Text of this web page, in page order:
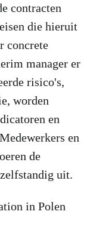
contracten
die hieruit
concrete
manager er
risico's,
worden
en
en
de
uit.
in Polen